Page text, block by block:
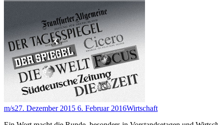
m/s27. Dezember 2015 6. Februar 2016Wirtschaft